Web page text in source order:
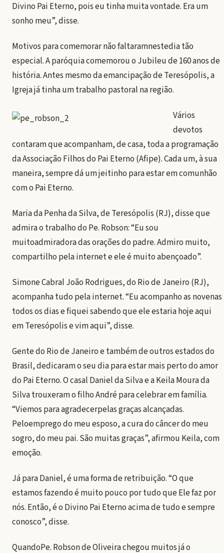
Divino Pai Eterno, pois eu tinha muita vontade. Era um
sonho meu”, disse.
Motivos para comemorar não faltaramnestedia tão
especial. A paróquia comemorou o Jubileu de 160 anos de
história. Antes mesmo da emancipação de Teresópolis, a
Igreja já tinha um trabalho pastoral na região.
Vários
devotos
contaram que acompanham, de casa, toda a programação
da Associação Filhos do Pai Eterno (Afipe). Cada um, à sua
maneira, sempre dá um jeitinho para estar em comunhão
com o Pai Eterno.
Maria da Penha da Silva, de Teresópolis (RJ), disse que
admira o trabalho do Pe. Robson: “Eu sou
muitoadmiradora das orações do padre. Admiro muito,
compartilho pela internet e ele é muito abençoado”.
Simone Cabral João Rodrigues, do Rio de Janeiro (RJ),
acompanha tudo pela internet. “Eu acompanho as novenas
todos os dias e fiquei sabendo que ele estaria hoje aqui
em Teresópolis e vim aqui”, disse.
Gente do Rio de Janeiro e também de outros estados do
Brasil, dedicaram o seu dia para estar mais perto do amor
do Pai Eterno. O casal Daniel da Silva e a Keila Moura da
Silva trouxeram o filho André para celebrar em família.
“Viemos para agradecerpelas graças alcançadas.
Peloemprego do meu esposo, a cura do câncer do meu
sogro, do meu pai. São muitas graças”, afirmou Keila, com
emoção.
Já para Daniel, é uma forma de retribuição. “O que
estamos fazendo é muito pouco por tudo que Ele faz por
nós. Então, é o Divino Pai Eterno acima de tudo e sempre
conosco”, disse.
QuandoPe. Robson de Oliveira chegou muitos já o